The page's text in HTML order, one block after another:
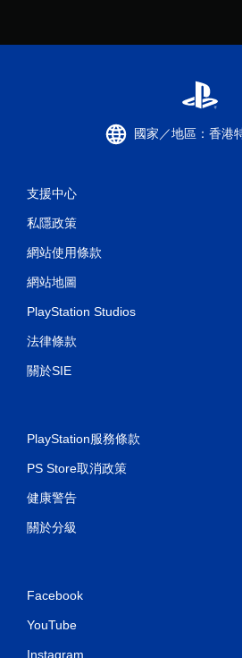
國家／地區：香港
支援中心
私隱政策
網站使用條款
網站地圖
PlayStation Studios
法律條款
關於SIE
PlayStation服務條款
PS Store取消政策
健康警告
關於分級
Facebook
YouTube
Instagram